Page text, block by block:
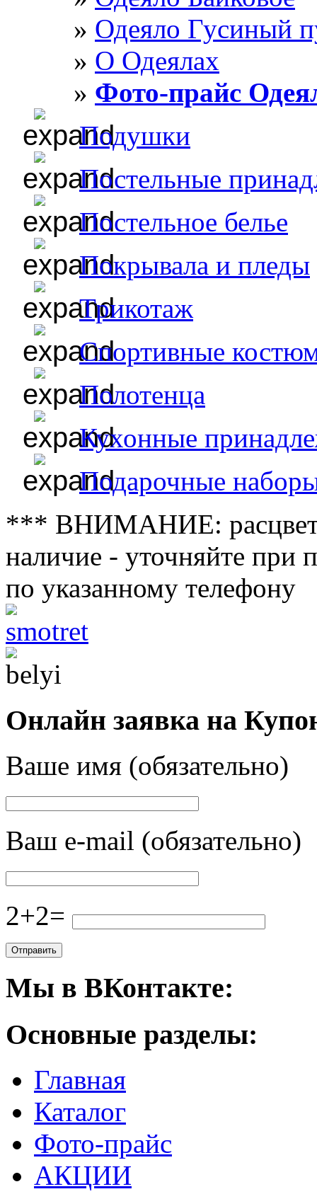
Одеяло Гусиный
О Одеялах
Фото-прайс
Подушки
Постельные
Постельное белье
Покрывала и пледы
Трикотаж
Спортивные
Полотенца
Кухонные
Подарочные
*** ВНИМАНИЕ:
наличие - уточняйте при
по указанному телефону
Онлайн заявка на
Ваше имя (обязательно)
Ваш e-mail (обязательно)
2+2=
Мы в ВКонтакте:
Основные разделы:
Главная
Каталог
Фото-прайс
АКЦИИ